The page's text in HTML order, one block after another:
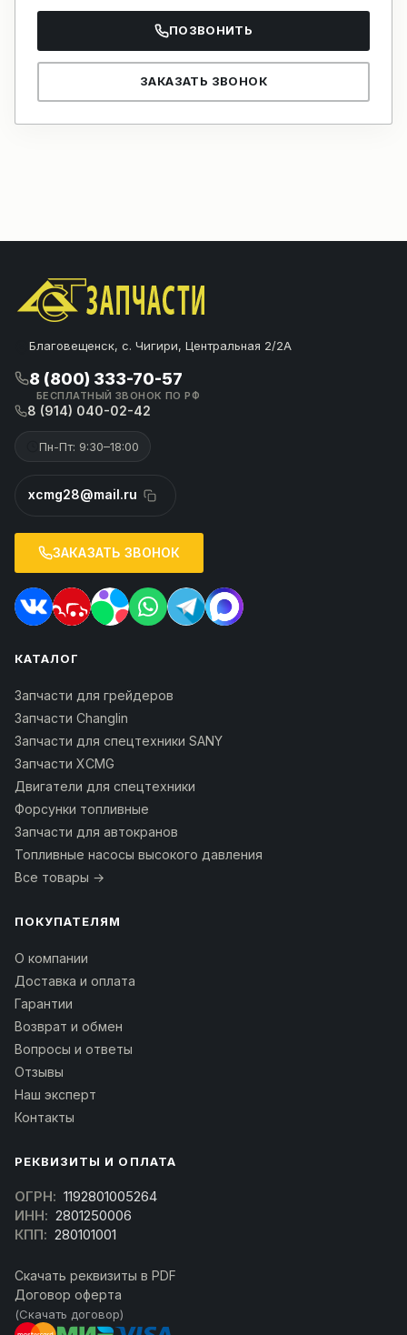
ПОЗВОНИТЬ
ЗАКАЗАТЬ ЗВОНОК
Благовещенск, с. Чигири, Центральная 2/2А
8 (800) 333-70-57
БЕСПЛАТНЫЙ ЗВОНОК ПО РФ
8 (914) 040-02-42
Пн-Пт: 9:30–18:00
xcmg28@mail.ru
ЗАКАЗАТЬ ЗВОНОК
КАТАЛОГ
Запчасти для грейдеров
Запчасти Changlin
Запчасти для спецтехники SANY
Запчасти XCMG
Двигатели для спецтехники
Форсунки топливные
Запчасти для автокранов
Топливные насосы высокого давления
Все товары →
ПОКУПАТЕЛЯМ
О компании
Доставка и оплата
Гарантии
Возврат и обмен
Вопросы и ответы
Отзывы
Наш эксперт
Контакты
РЕКВИЗИТЫ И ОПЛАТА
ОГРН: 1192801005264
ИНН: 2801250006
КПП: 280101001
Скачать реквизиты в PDF
Договор оферта
(Скачать договор)